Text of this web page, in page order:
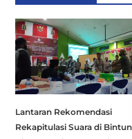
Lantaran Rekomendasi
Rekapitulasi Suara di